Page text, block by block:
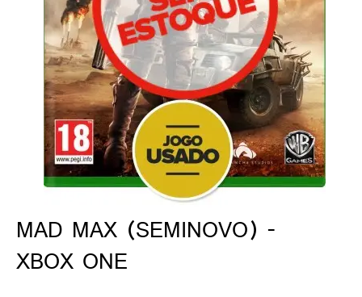
MAD MAX (SEMINOVO) -
XBOX ONE